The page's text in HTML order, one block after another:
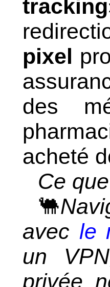
pixel
des
acheté
Ce
🐫
avec le
un
privée